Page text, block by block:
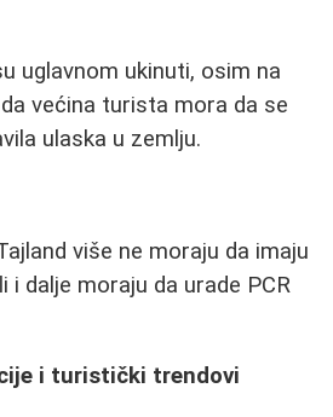
uglavnom ukinuti, osim na
većina turista mora da se
ulaska u zemlju.
više ne moraju da imaju
i dalje moraju da urade PCR
i turistički trendovi